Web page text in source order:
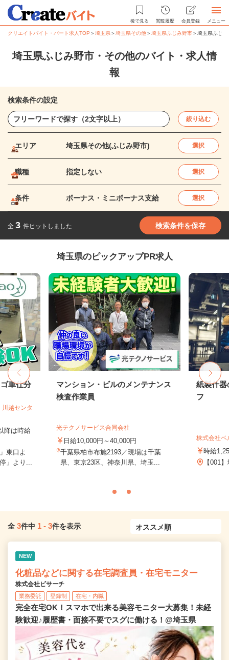
後で見る 閲覧履歴 会員登録 メニュー
クリエイトバイト・パート求人TOP ＞埼玉県＞埼玉県その他＞埼玉県ふじみ野市＞埼玉県ふじ
埼玉県ふじみ野市・その他のバイト・求人情
報
検索条件の設定
絞り込む
エリア 埼玉県その他(ふじみ野市) 選択
職種 指定しない 選択
条件 ボーナス・ミニボーナス支給 選択
全 3 件ヒットしました 検索条件を保存
埼玉県のピックアップPR求人
車仕分
越センタ
降は時給
東口よ
」より...
マンション・ビルのメンテナンス
検査作業員
光テクノサービス合同会社
日給10,000円～40,000円
千葉県柏市布施2193／現場は千葉
県、東京23区、神奈川県、埼玉...
紙製什器
フ
株式会社ベ
時給
【001
全 3件中 1 - 3件を表示
NEW
化粧品などに関する在宅調査員・在宅モニター
株式会社ビサーチ
業務委託 登録制 在宅・内職
完全在宅OK！スマホで出来る美容モニター大募集！未経
験歓迎♪履歴書・面接不要でスグに働ける！@埼玉県